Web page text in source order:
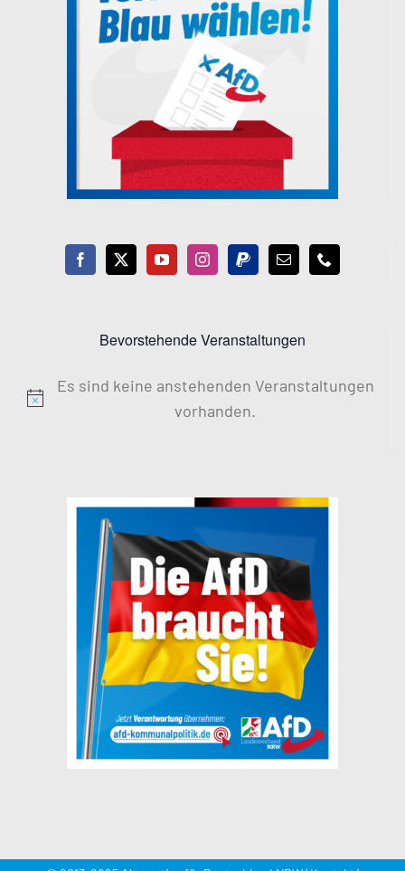
Bevorstehende Veranstaltungen
Hinweis
Es sind keine anstehenden Veranstaltungen
vorhanden.